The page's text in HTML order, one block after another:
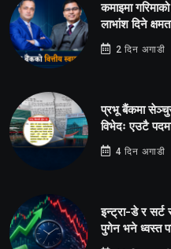
कमाइमा
लाभांश दिने
2 दिन अगाडी
प्रभू बैंकमा
विभेदः एउटै
4 दिन अगाडी
इन्ट्रा-डे र
पुगेन भने ध्वस्त